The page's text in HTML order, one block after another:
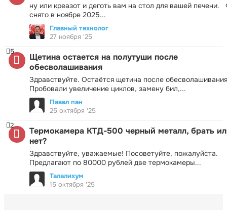
ну или креазот и деготь вам на стол для вашей печени.
снято в ноябре 2025...
Главный технолог
27 ноября '25
Щетина остается на полутуши после
обесволашивания
Здравствуйте. Остаётся щетина после
Пробовали увеличение циклов, замену бил,...
5
Павел пан
25 октября '25
Термокамера КТД-500 черный металл, брать
нет?
Здравствуйте, уважаемые! Посоветуйте, пожалуйста.
Предлагают по 80000 рублей две термокамеры...
2
Талалихум
15 октября '25